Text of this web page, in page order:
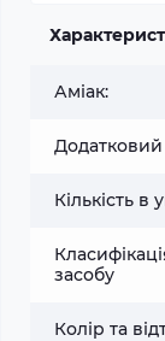
Аміак:
Кількість в
засобу
Колір та